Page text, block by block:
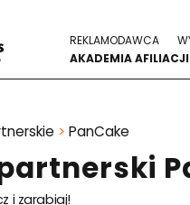
REKLAMODAWCA
AKADEMIA AFILIACJI
i zarabiaj!
> PanCake